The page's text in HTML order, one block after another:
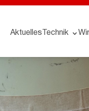
Aktuelles Technik